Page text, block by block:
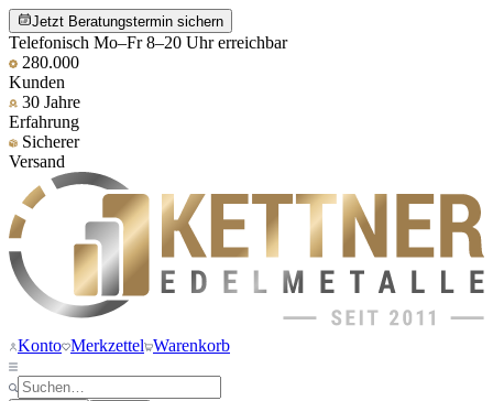
Jetzt Beratungstermin sichern
Telefonisch Mo–Fr 8–20 Uhr erreichbar
280.000
Kunden
30 Jahre
Erfahrung
Sicherer
Versand
Konto Merkzettel Warenkorb